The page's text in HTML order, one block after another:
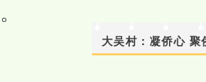
大吴村：凝侨心 聚